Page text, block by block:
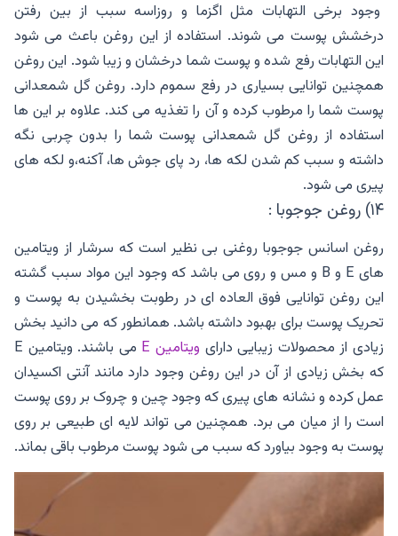
وجود برخی التهابات مثل اگزما و روزاسه سبب از بین رفتن
درخشش پوست می شوند. استفاده از این روغن باعث می شود
این التهابات رفع شده و پوست شما درخشان و زیبا شود. این روغن
همچنین توانایی بسیاری در رفع سموم دارد. روغن گل شمعدانی
پوست شما را مرطوب کرده و آن را تغذیه می کند. علاوه بر این ها
استفاده از روغن گل شمعدانی پوست شما را بدون چربی نگه
داشته و سبب کم شدن لکه ها، رد پای جوش ها، آکنه،و لکه های
پیری می شود.
۱۴) روغن جوجوبا :
روغن اسانس جوجوبا روغنی بی نظیر است که سرشار از ویتامین
های E و B و مس و روی می باشد که وجود این مواد سبب گشته
این روغن توانایی فوق العاده ای در رطوبت بخشیدن به پوست و
تحریک پوست برای بهبود داشته باشد. همانطور که می دانید بخش
زیادی از محصولات زیبایی دارای ویتامین E
می باشند. ویتامین E
که بخش زیادی از آن در این روغن وجود دارد مانند آنتی اکسیدان
عمل کرده و نشانه های پیری که وجود چین و چروک بر روی پوست
است را از میان می برد. همچنین می تواند لایه ای طبیعی بر روی
پوست به وجود بیاورد که سبب می شود پوست مرطوب باقی بماند.